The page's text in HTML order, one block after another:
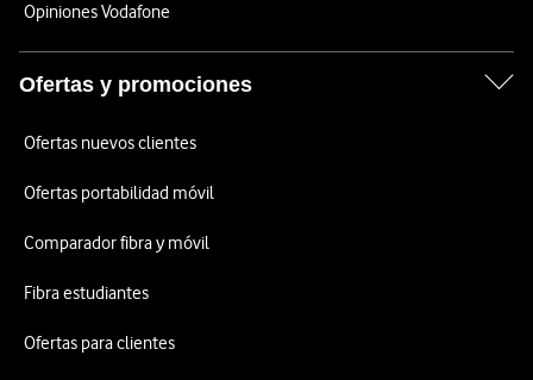
Opiniones Vodafone
Ofertas y promociones
Ofertas nuevos clientes
Ofertas portabilidad móvil
Comparador fibra y móvil
Fibra estudiantes
Ofertas para clientes